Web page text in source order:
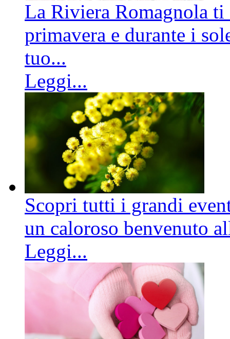
La Riviera Romagnola
primavera e durante i
tuo...
Leggi...
Scopri tutti i grandi
un caloroso benvenuto
Leggi...